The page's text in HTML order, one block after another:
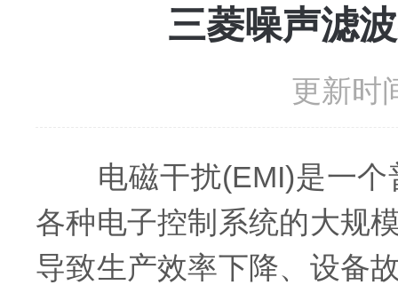
三菱噪声滤
更新时
电磁干扰(EMI)是一个
各种电子控制系统的大规
导致生产效率下降、设备